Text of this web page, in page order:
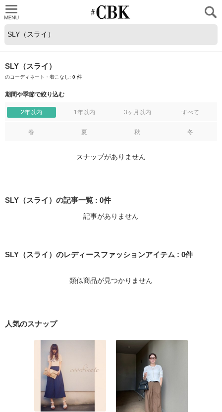
SLY（スライ）
のコーディネート・着こなし: 0 件
期間や季節で絞り込む
2年以内 1年以内 3ヶ月以内 すべて
春 夏 秋 冬
スナップがありません
SLY（スライ）の記事一覧 : 0件
記事がありません
SLY（スライ）のレディースファッションアイテム : 0件
類似商品が見つかりません
人気のスナップ